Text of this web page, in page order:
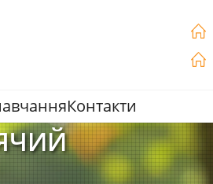
Контакти